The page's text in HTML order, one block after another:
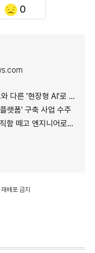
0
른 '현장형 AI'로 승부"
랫폼' 구축 사업 수주
유턴...'앤트로픽행 러시' 이유는
배포 금지